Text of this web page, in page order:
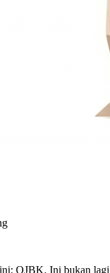
OJBK. Ini bukan